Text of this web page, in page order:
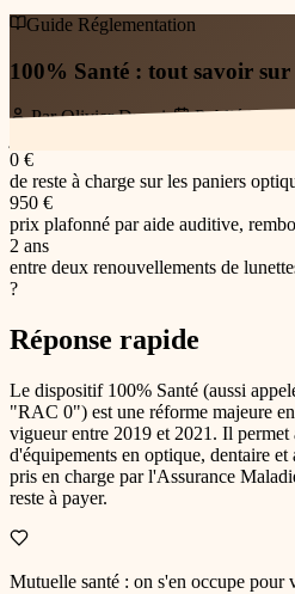
Guide Réglementation
100% Santé : tout savoir sur
ParOlivier Dupuis Publié le5
0 €
de reste à charge sur les paniers
950 €
prix plafonné par aide auditive,
2 ans
entre deux renouvellements de
?
Réponse rapide
Le dispositif 100% Santé (aussi
"RAC 0") est une réforme majeure
vigueur entre 2019 et 2021. Il
d'équipements en optique, dentaire
pris en charge par l'Assurance
reste à payer.
Mutuelle santé : on s'en occupe pour